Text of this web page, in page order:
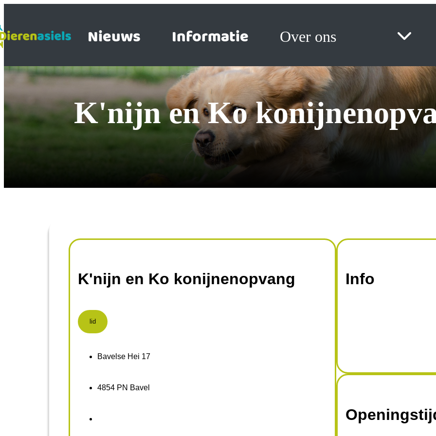
Nieuws Informatie Over ons
K'nijn en Ko
K'nijn en Ko konijnenopvang
lid
Bavelse Hei 17
4854 PN Bavel
Info